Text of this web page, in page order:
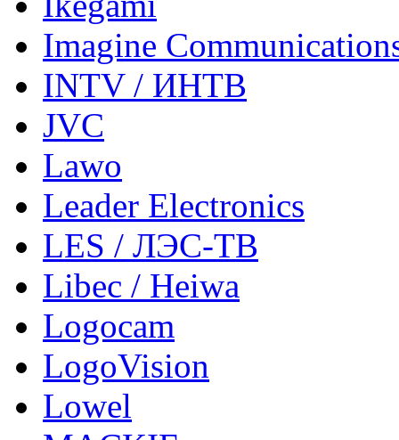
Imagine
INTV / ИНТВ
JVC
Lawo
Leader Electronics
LES / ЛЭС-ТВ
Libec / Heiwa
Logocam
LogoVision
Lowel